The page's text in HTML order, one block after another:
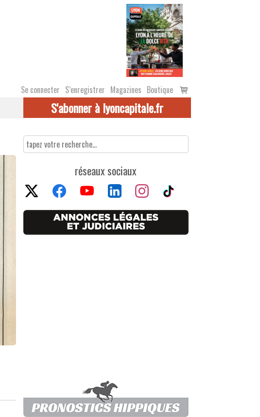
Se connecter S’enregistrer Magazines Boutique
Voir
le
S'abonner à lyoncapitale.fr
réseaux sociaux